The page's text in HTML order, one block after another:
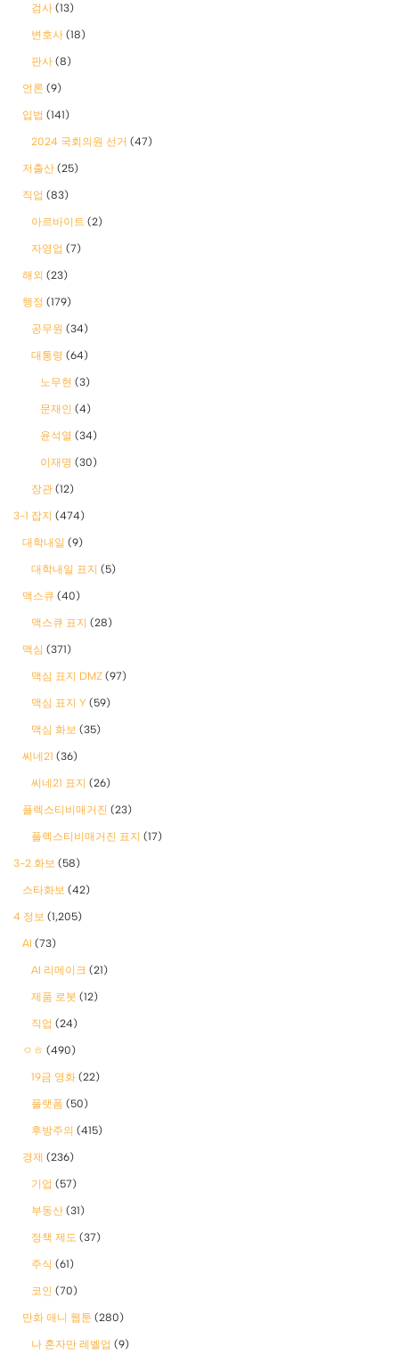
검사 (13)
변호사 (18)
판사 (8)
언론 (9)
입법 (141)
2024 국회의원 선거 (47)
저출산 (25)
직업 (83)
아르바이트 (2)
자영업 (7)
해외 (23)
행정 (179)
공무원 (34)
대통령 (64)
노무현 (3)
문재인 (4)
윤석열 (34)
이재명 (30)
장관 (12)
3-1 잡지 (474)
대학내일 (9)
대학내일 표지 (5)
맥스큐 (40)
맥스큐 표지 (28)
맥심 (371)
맥심 표지 DMZ (97)
맥심 표지 Y (59)
맥심 화보 (35)
씨네21 (36)
씨네21 표지 (26)
플렉스티비매거진 (23)
플렉스티비매거진 표지 (17)
3-2 화보 (58)
스타화보 (42)
4 정보 (1,205)
AI (73)
AI 리메이크 (21)
제품 로봇 (12)
직업 (24)
ㅇㅎ (490)
19금 영화 (22)
플랫폼 (50)
후방주의 (415)
경제 (236)
기업 (57)
부동산 (31)
정책 제도 (37)
주식 (61)
코인 (70)
만화 애니 웹툰 (280)
나 혼자만 레벨업 (9)